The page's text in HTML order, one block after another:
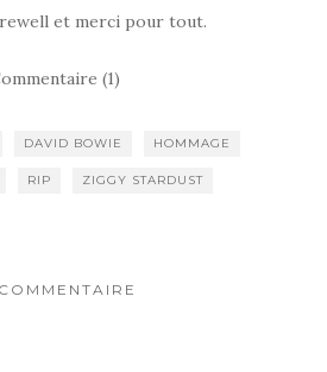
et merci pour tout.
(1)
DAVID BOWIE HOMMAGE
RIP ZIGGY STARDUST